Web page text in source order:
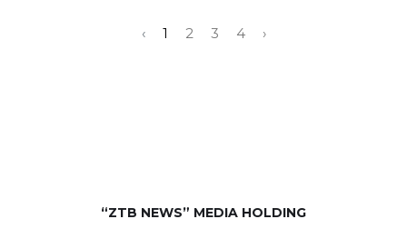
‹ 1 2 3 4 ›
“ZTB NEWS” MEDIA HOLDING